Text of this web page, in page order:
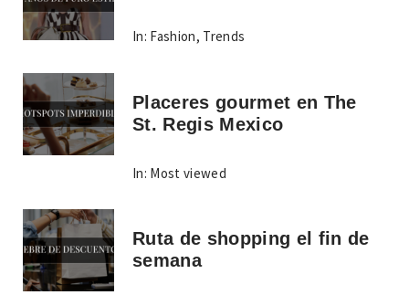
In: Fashion, Trends
Placeres gourmet en The
St. Regis Mexico
In: Most viewed
Ruta de shopping el fin de
semana